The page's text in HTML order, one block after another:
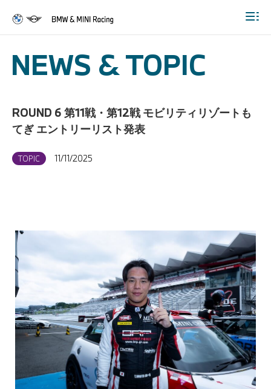
NEWS & TOPIC
ROUND 6 第11戦・第12戦 モビリティリゾートも
てぎ エントリーリスト発表
TOPIC 11/11/2025